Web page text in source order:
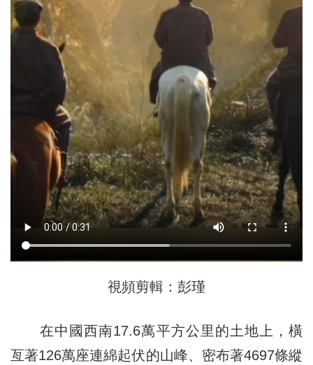
視頻剪輯：彭瑾
在中國西南17.6萬平方公里的土地上，橫
亙著126萬座連綿起伏的山峰、密布著4697條縱